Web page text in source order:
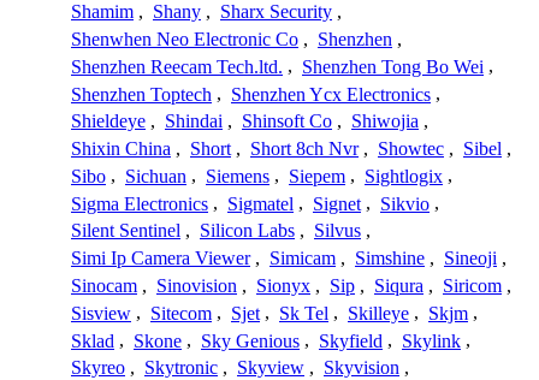
Shamim , Shany , Sharx Security ,
Shenwhen Neo Electronic Co , Shenzhen ,
Shenzhen Reecam Tech.ltd. , Shenzhen Tong Bo Wei ,
Shenzhen Toptech , Shenzhen Ycx Electronics ,
Shieldeye , Shindai , Shinsoft Co , Shiwojia ,
Shixin China , Short , Short 8ch Nvr , Showtec , Sibel ,
Sibo , Sichuan , Siemens , Siepem , Sightlogix ,
Sigma Electronics , Sigmatel , Signet , Sikvio ,
Silent Sentinel , Silicon Labs , Silvus ,
Simi Ip Camera Viewer , Simicam , Simshine , Sineoji ,
Sinocam , Sinovision , Sionyx , Sip , Siqura , Siricom ,
Sisview , Sitecom , Sjet , Sk Tel , Skilleye , Skjm ,
Sklad , Skone , Sky Genious , Skyfield , Skylink ,
Skyreo , Skytronic , Skyview , Skyvision ,